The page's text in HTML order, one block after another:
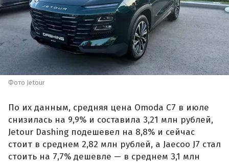
Фото Jetour
По их данным, средняя цена Omoda C7 в июле
снизилась на 9,9% и составила 3,21 млн рублей,
Jetour Dashing подешевел на 8,8% и сейчас
стоит в среднем 2,82 млн рублей, а Jaecoo J7 стал
стоить на 7,7% дешевле — в среднем 3,1 млн